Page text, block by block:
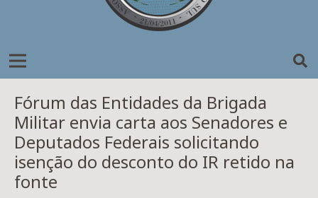
Fórum das Entidades da Brigada
Militar envia carta aos Senadores e
Deputados Federais solicitando
isenção do desconto do IR retido na
fonte